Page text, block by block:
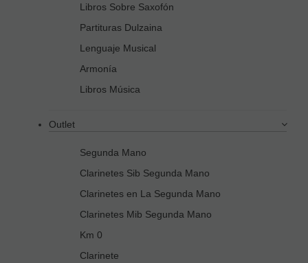
Libros Sobre Saxofón
Partituras Dulzaina
Lenguaje Musical
Armonía
Libros Música
Outlet
Segunda Mano
Clarinetes Sib Segunda Mano
Clarinetes en La Segunda Mano
Clarinetes Mib Segunda Mano
Km 0
Clarinete